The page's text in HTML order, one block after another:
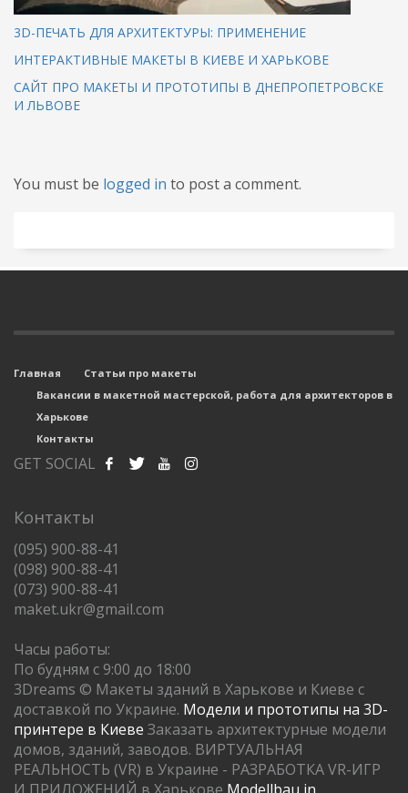
3D-ПЕЧАТЬ ДЛЯ АРХИТЕКТУРЫ: ПРИМЕНЕНИЕ
ИНТЕРАКТИВНЫЕ МАКЕТЫ В КИЕВЕ И ХАРЬКОВЕ
САЙТ ПРО МАКЕТЫ И ПРОТОТИПЫ В ДНЕПРОПЕТРОВСКЕ
И ЛЬВОВЕ
You must be logged in to post a comment.
Главная
Статьи про макеты
Вакансии в макетной мастерской, работа для архитекторов в
Харькове
Контакты
GET SOCIAL
Контакты
(095) 900-88-41
(098) 900-88-41
(073) 900-88-41
maket.ukr@gmail.com
Часы работы:
По будням с 9:00 до 18:00
3Dreams © Макеты зданий в Харькове и Киеве с
доставкой по Украине. Модели и прототипы на 3D-
принтере в Киеве Заказать архитектурные модели
домов, зданий, заводов. ВИРТУАЛЬНАЯ
РЕАЛЬНОСТЬ (VR) в Украине - РАЗРАБОТКА VR-ИГР